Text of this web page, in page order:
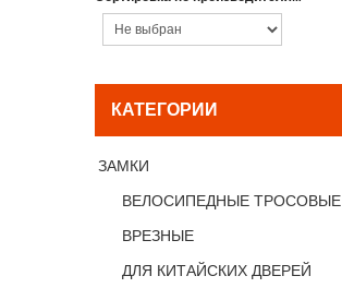
КАТЕГОРИИ
ЗАМКИ
ВЕЛОСИПЕДНЫЕ ТРОСОВЫЕ
ВРЕЗНЫЕ
ДЛЯ КИТАЙСКИХ ДВЕРЕЙ